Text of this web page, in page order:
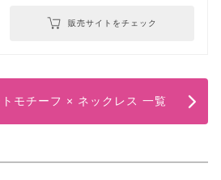
販売サイトをチェック
トモチーフ × ネックレス 一覧